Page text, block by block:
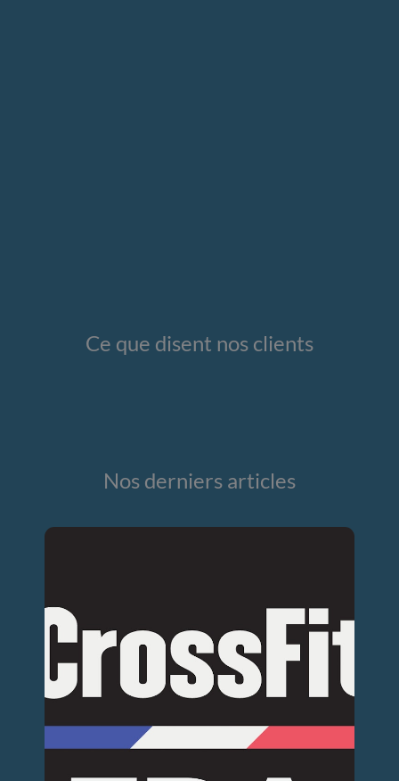
Ce que disent nos clients
Nos derniers articles